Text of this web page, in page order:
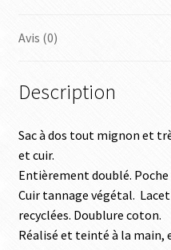
Avis (0)
Description
Sac à dos tout mignon et
et cuir.
Entièrement doublé.
Cuir tannage végétal.
recyclées. Doublure coton.
Réalisé et teinté à la main,